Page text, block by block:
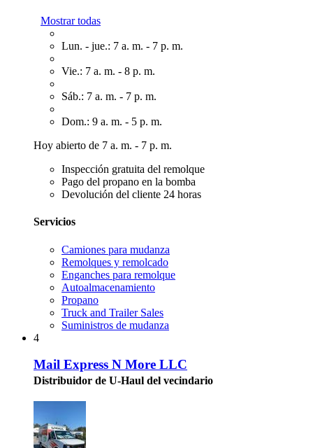
Mostrar todas
Lun. - jue.: 7 a. m. - 7 p. m.
Vie.: 7 a. m. - 8 p. m.
Sáb.: 7 a. m. - 7 p. m.
Dom.: 9 a. m. - 5 p. m.
Hoy abierto de 7 a. m. - 7 p. m.
Inspección gratuita del remolque
Pago del propano en la bomba
Devolución del cliente 24 horas
Servicios
Camiones para mudanza
Remolques y remolcado
Enganches para remolque
Autoalmacenamiento
Propano
Truck and Trailer Sales
Suministros de mudanza
4
Mail Express N More LLC
Distribuidor de U-Haul del vecindario